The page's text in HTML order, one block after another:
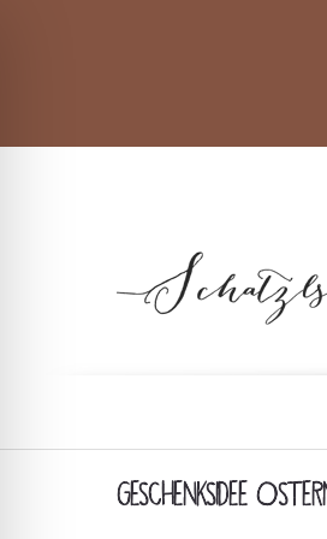
GESCHENKSIDEE